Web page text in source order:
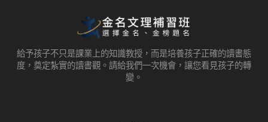
給予孩子不只是課業上的知識教授，而是培養孩子正確的讀書態
度，奠定紮實的讀書觀。請給我們一次機會，讓您看見孩子的轉
變。